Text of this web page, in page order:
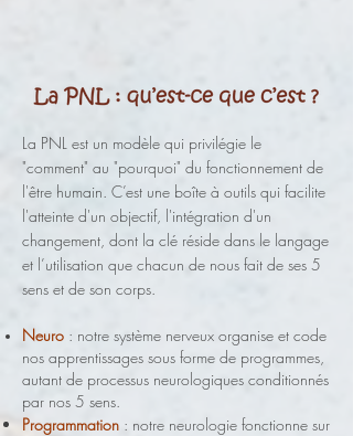
La PNL est un modèle qui privilégie le
"comment" au "pourquoi" du fonctionnement de
l'être humain. C’est une boîte à outils qui facilite
l'atteinte d'un objectif, l'intégration d'un
changement, dont la clé réside dans le langage
et l’utilisation que chacun de nous fait de ses 5
sens et de son corps.
Neuro : notre système nerveux organise et code
nos apprentissages sous forme de programmes,
autant de processus neurologiques conditionnés
par nos 5 sens.
Programmation : notre neurologie fonctionne sur